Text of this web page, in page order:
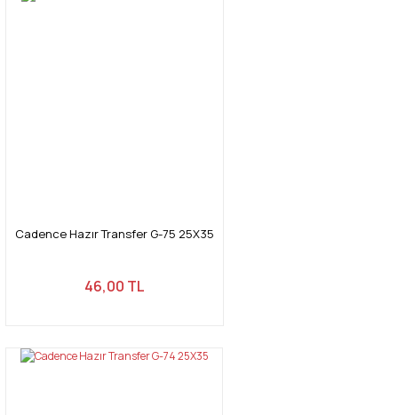
Cadence Hazır Transfer G-75 25X35
46,00 TL